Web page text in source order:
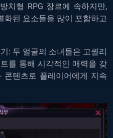
방치형 RPG 장르에 속하지만,
화된 요소들을 많이 포함하고
: 두 얼굴의 소녀들은 고퀄리
를 통해 시각적인 매력을 갖
콘텐츠로 플레이어에게 지속